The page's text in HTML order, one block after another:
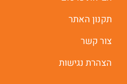
תקנון האתר
צור קשר
הצהרת נגישות